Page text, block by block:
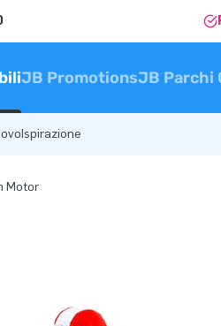
JB PromotionsJB Parchi
Ispirazione
Motor